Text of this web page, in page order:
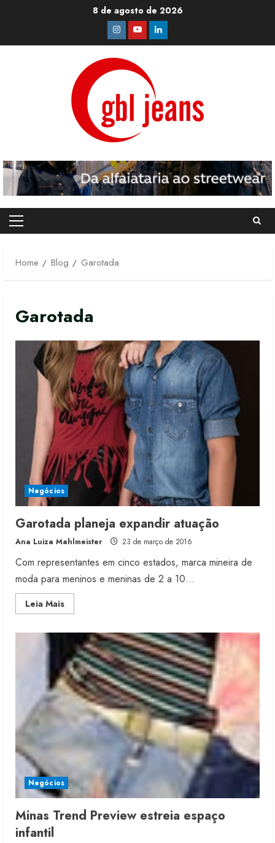
8 de agosto de 2026
Instagram
YoutubeLinkedin
Primary
Home
Blog Garotada
Garotada
Negócios
Garotada planeja expandir atuação
Ana Luiza Mahlmeister 23 de março de 2016
Com representantes em cinco estados, marca mineira de
moda para meninos e meninas de 2 a 10...
Leia MaisRead
more
planeja
expandir
atuação
Negócios
Minas Trend Preview estreia espaço
infantil